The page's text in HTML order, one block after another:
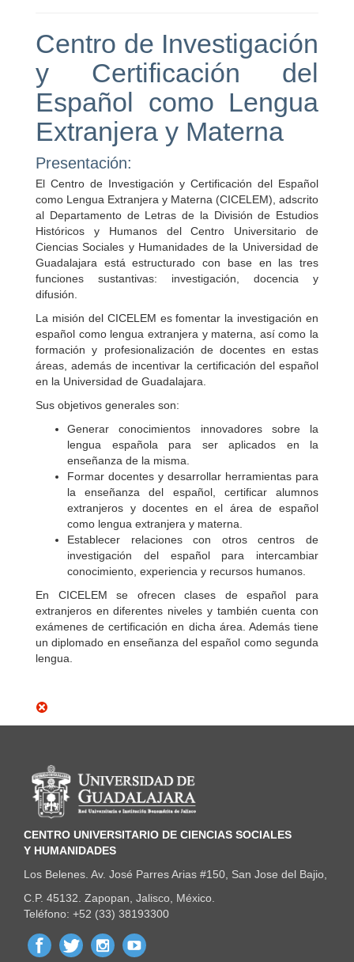
Centro de Investigación
y Certificación del
Español como Lengua
Extranjera y Materna
Presentación:
El Centro de Investigación y Certificación del Español
como Lengua Extranjera y Materna (CICELEM), adscrito
al Departamento de Letras de la División de Estudios
Históricos y Humanos del Centro Universitario de
Ciencias Sociales y Humanidades de la Universidad de
Guadalajara está estructurado con base en las tres
funciones sustantivas: investigación, docencia y
difusión.
La misión del CICELEM es fomentar la investigación en
español como lengua extranjera y materna, así como la
formación y profesionalización de docentes en estas
áreas, además de incentivar la certificación del español
en la Universidad de Guadalajara.
Sus objetivos generales son:
Generar conocimientos innovadores sobre la
lengua española para ser aplicados en la
enseñanza de la misma.
Formar docentes y desarrollar herramientas para
la enseñanza del español, certificar alumnos
extranjeros y docentes en el área de español
como lengua extranjera y materna.
Establecer relaciones con otros centros de
investigación del español para intercambiar
conocimiento, experiencia y recursos humanos.
En CICELEM se ofrecen clases de español para
extranjeros en diferentes niveles y también cuenta con
exámenes de certificación en dicha área. Además tiene
un diplomado en enseñanza del español como segunda
lengua.
Información del portal
CENTRO UNIVERSITARIO DE CIENCIAS SOCIALES
Y HUMANIDADES
Los Belenes. Av. José Parres Arias #150, San Jose del Bajio,
C.P. 45132. Zapopan, Jalisco, México.
Teléfono: +52 (33) 38193300